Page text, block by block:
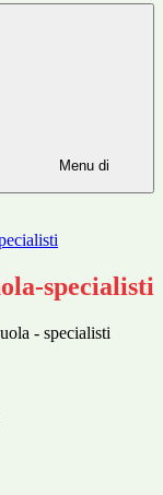
Menu di
specialisti
- specialisti